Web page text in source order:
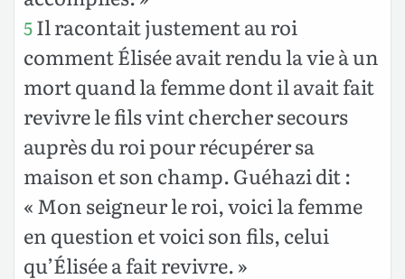
5Il racontait justement au roi
comment Élisée avait rendu la vie à un
mort quand la femme dont il avait fait
revivre le fils vint chercher secours
auprès du roi pour récupérer sa
maison et son champ. Guéhazi dit :
« Mon seigneur le roi, voici la femme
en question et voici son fils, celui
qu’Élisée a fait revivre. »